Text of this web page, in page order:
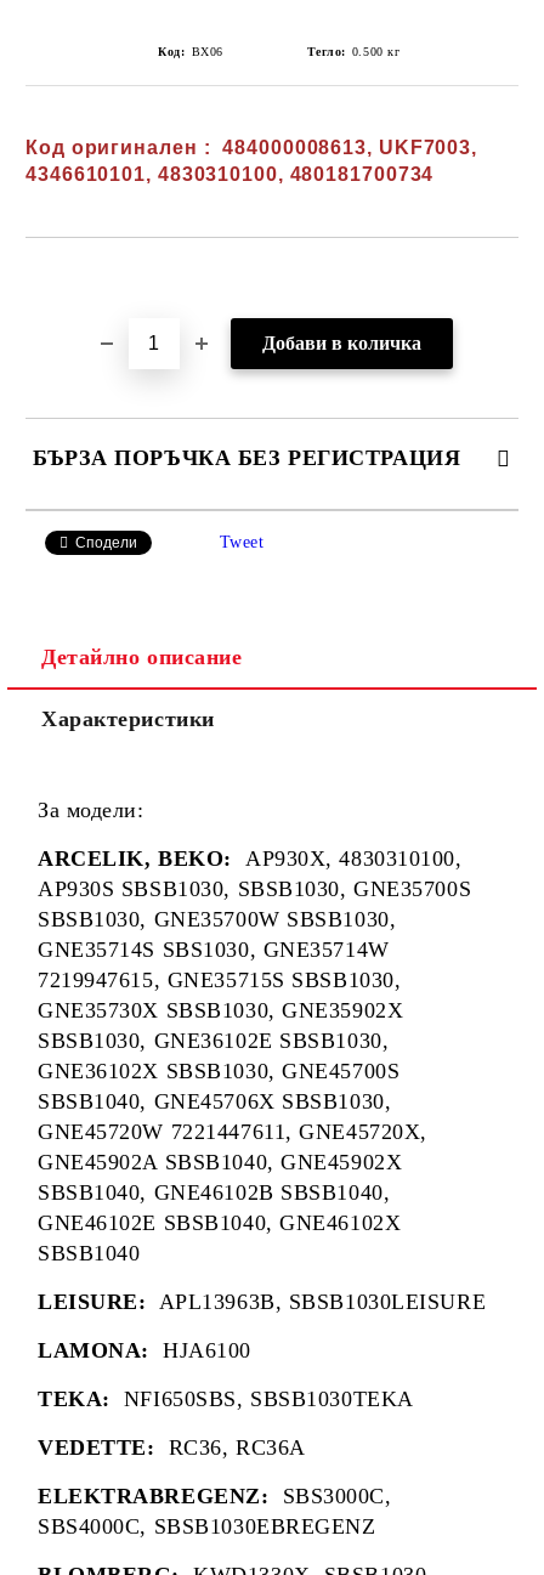
Код: ВХ06 Тегло: 0.500 кг
Код оригинален :
484000008613, UKF7003,
4346610101, 4830310100, 480181700734
БЪРЗА ПОРЪЧКА БЕЗ РЕГИСТРАЦИЯ
Ние ще се свържем с вас в рамките на работния ден.
Сподели Tweet
Детайлно описание
Характеристики
За модели:
ARCELIK, BEKO: AP930X, 4830310100,
AP930S SBSB1030, SBSB1030, GNE35700S
SBSB1030, GNE35700W SBSB1030,
GNE35714S SBS1030, GNE35714W
7219947615, GNE35715S SBSB1030,
GNE35730X SBSB1030, GNE35902X
SBSB1030, GNE36102E SBSB1030,
GNE36102X SBSB1030, GNE45700S
SBSB1040, GNE45706X SBSB1030,
GNE45720W 7221447611, GNE45720X,
GNE45902A SBSB1040, GNE45902X
SBSB1040, GNE46102B SBSB1040,
GNE46102E SBSB1040, GNE46102X
SBSB1040
LEISURE: APL13963B, SBSB1030LEISURE
LAMONA: HJA6100
TEKA: NFI650SBS, SBSB1030TEKA
VEDETTE: RC36, RC36A
ELEKTRABREGENZ: SBS3000C,
SBS4000C, SBSB1030EBREGENZ